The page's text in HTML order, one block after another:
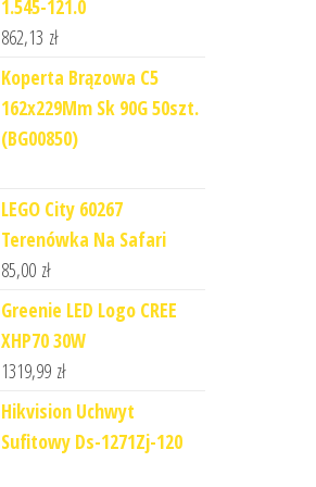
1.545-121.0
862,13 zł
Koperta Brązowa C5
162x229Mm Sk 90G 50szt.
(BG00850)
LEGO City 60267
Terenówka Na Safari
85,00 zł
Greenie LED Logo CREE
XHP70 30W
1319,99 zł
Hikvision Uchwyt
Sufitowy Ds-1271Zj-120